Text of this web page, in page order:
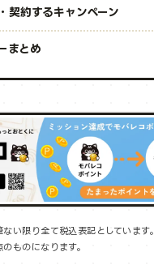
契約するキャンペーン
まとめ
い限り全て税込表記としています。
ものになります。